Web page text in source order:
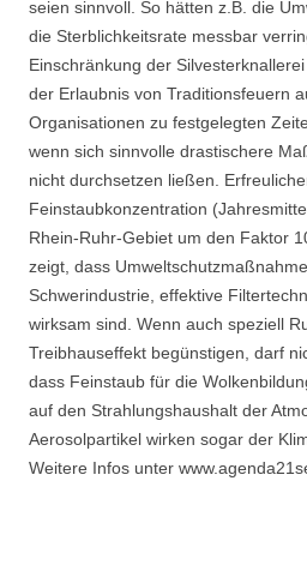
seien sinnvoll. So hätten z.B. die
die Sterblichkeitsrate messbar
Einschränkung der
der Erlaubnis von Traditionsfeuern
Organisationen zu festgelegten
wenn sich sinnvolle drastischere
nicht durchsetzen ließen.
Feinstaubkonzentration
Rhein-Ruhr-Gebiet um den Faktor
zeigt, dass
Schwerindustrie, effektive
wirksam sind. Wenn auch speziell
Treibhauseffekt begünstigen, darf
dass Feinstaub für die
auf den Strahlungshaushalt der
Aerosolpartikel wirken sogar der
Weitere Infos unter